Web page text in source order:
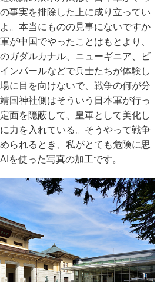
事実を排除した上に成り立ってい
。本当にものの見事にないですか
が中国でやったことはもとより、
ガダルカナル、ニューギニア、ビ
ンパールなどで兵士たちが体験し
に目を向けないで、戦争の何が分
国神社側はそういう日本軍が行っ
面を隠蔽して、皇軍として美化し
力を入れている。そうやって戦争
られるとき、私がとても危険に思
を使った写真の加工です。